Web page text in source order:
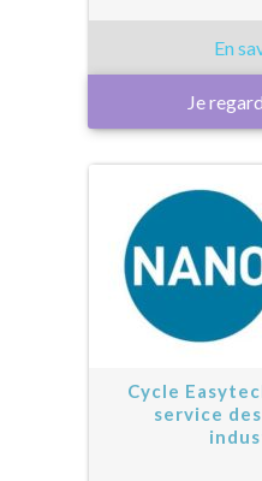
Je
Cycle
service